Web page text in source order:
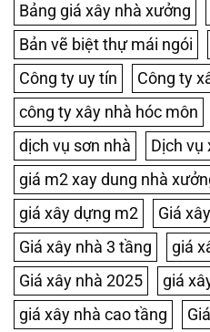
Bảng giá xây nhà xưởng
Bản vẽ biệt thự mái ngói
Công ty uy tín
Công ty
công ty xây nhà hóc môn
dịch vụ sơn nhà
Dịch vụ
giá m2 xay dung nhà
giá xây dựng m2
Giá
Giá xây nhà 3 tầng
giá
Giá xây nhà 2025
giá
giá xây nhà cao tầng